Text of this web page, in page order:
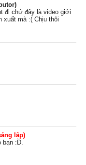
đi chứ đây là video giới
xuất mà :( Chịu thôi
lập)
:D.